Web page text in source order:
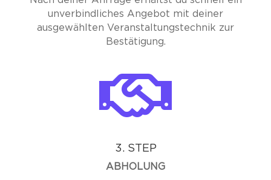
unverbindliches Angebot mit deiner
ausgewählten Veranstaltungstechnik zur
Bestätigung.

3. STEP
ABHOLUNG